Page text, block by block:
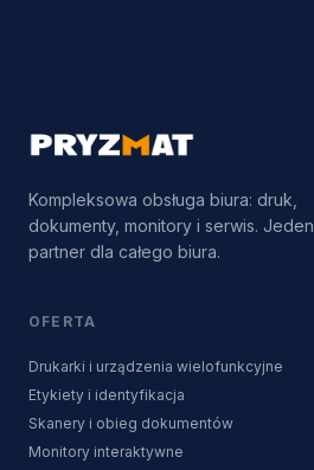
Kompleksowa obsługa biura: druk,
dokumenty, monitory i serwis. Jeden
partner dla całego biura.
OFERTA
Drukarki i urządzenia wielofunkcyjne
Etykiety i identyfikacja
Skanery i obieg dokumentów
Monitory interaktywne